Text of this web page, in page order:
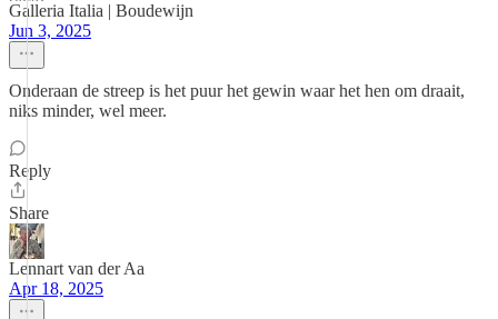
Galleria Italia | Boudewijn
Jun 3, 2025
Onderaan de streep is het puur het gewin waar het hen om draait,
niks minder, wel meer.
Reply
Share
Lennart van der Aa
Apr 18, 2025